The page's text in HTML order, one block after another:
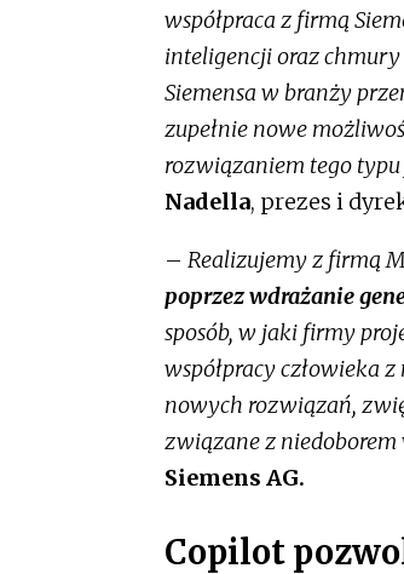
współpraca z firmą
inteligencji oraz
Siemensa w branży
zupełnie nowe
rozwiązaniem tego typu
Nadella, prezes i
– Realizujemy z firmą
poprzez wdrażanie
sposób, w jaki firmy
współpracy człowieka
nowych rozwiązań,
związane z
Siemens AG.
Copilot